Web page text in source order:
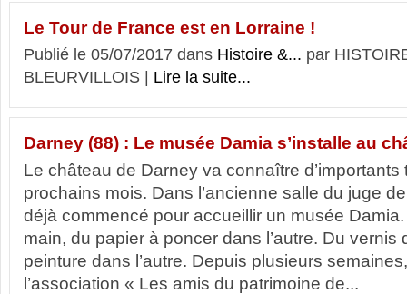
Le Tour de France est en Lorraine !
Publié le 05/07/2017 dans Histoire &... par
BLEURVILLOIS | Lire la suite...
Darney (88) : Le musée Damia s’installe au
Le château de Darney va connaître
prochains mois. Dans l’ancienne salle du juge
déjà commencé pour accueillir un musée
main, du papier à poncer dans l’autre. Du vernis
peinture dans l’autre. Depuis plusieurs
l’association « Les amis du patrimoine de...